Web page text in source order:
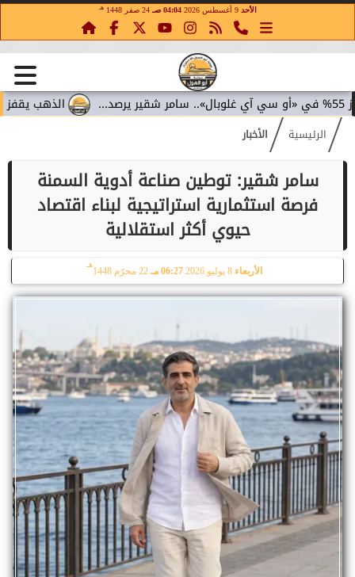
الأحد 9 أغسطس 2026 04:04 صـ 24 صفر 1448 هـ
الذهب يقفز 4.4% مع تراجع عوائد السندات.. سامر شقير يقرأ تحولات الاستثمار...
الرئيسية الأخبار
سامر شقير: توطين صناعة أدوية السمنة
فرصة استثمارية استراتيجية لبناء اقتصاد
حيوي أكثر استقلالية
الأربعاء 06:27 مـ 22 محرّم 1448
هـ